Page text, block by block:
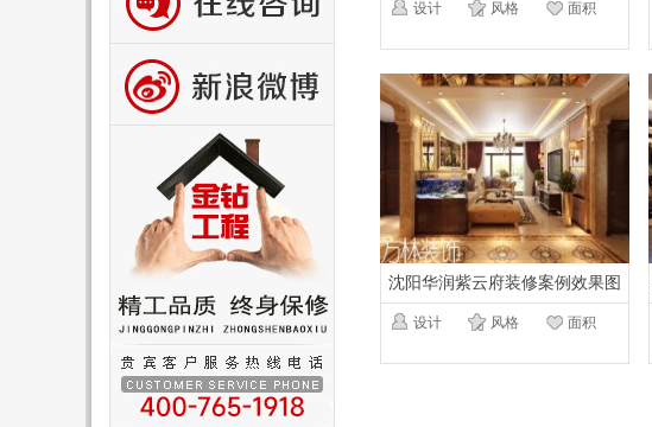
设计 风格 面积
沈阳华润紫云府装修案例效果图
【130平新古典】
设计 风格 面积